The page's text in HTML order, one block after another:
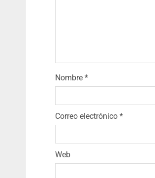
Nombre *
Correo electrónico *
Web